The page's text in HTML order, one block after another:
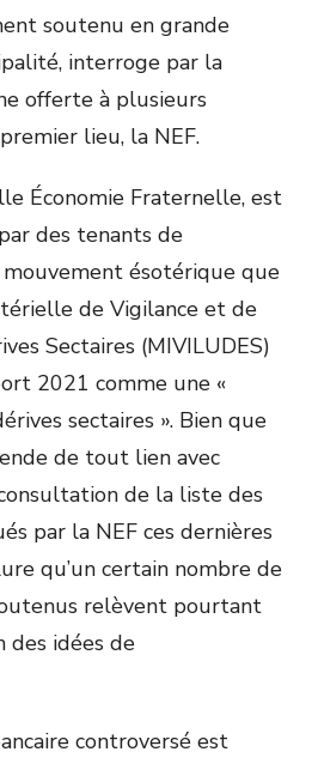
soutenu en grande
interroge par la
offerte à plusieurs
lieu, la NEF.
Économie Fraternelle, est
des tenants de
mouvement ésotérique que
de Vigilance et de
Sectaires (MIVILUDES)
2021 comme une «
sectaires ». Bien que
de tout lien avec
de la liste des
par la NEF ces dernières
qu’un certain nombre de
relèvent pourtant
des idées de
controversé est